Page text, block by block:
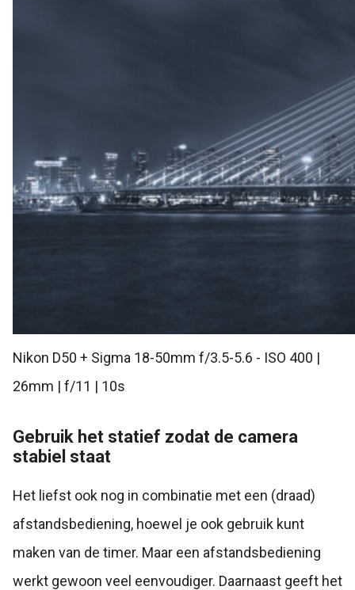
Nikon D50 + Sigma 18-50mm f/3.5-5.6 - ISO 400 |
26mm | f/11 | 10s
Gebruik het statief zodat de camera
stabiel staat
Het liefst ook nog in combinatie met een (draad)
afstandsbediening, hoewel je ook gebruik kunt
maken van de timer. Maar een afstandsbediening
werkt gewoon veel eenvoudiger. Daarnaast geeft het